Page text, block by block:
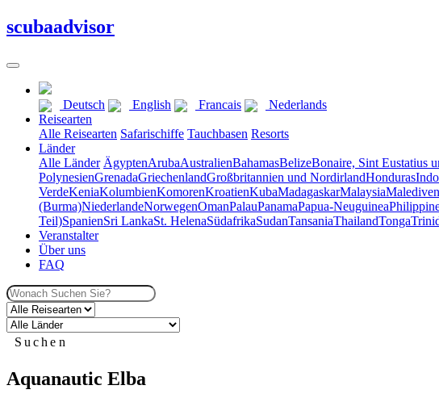
scubaadvisor
Deutsch English Francais
Nederlands
Reisearten
Alle Reisearten Safarischiffe Tauchbasen Resorts
Länder
Alle Länder ÄgyptenArubaAustralienBahamasBelizeBonaire, Sint Eustatius
PolynesienGrenadaGriechenlandGroßbritannien und NordirlandHonduras
VerdeKeniaKolumbienKomorenKroatienKubaMadagaskarMalaysiaMalediven
(Burma)NiederlandeNorwegenOmanPalauPanamaPapua-Neuguinea
Teil)SpanienSri LankaSt. HelenaSüdafrikaSudanTansaniaThailandTonga
Veranstalter
Über uns
FAQ
Suchen
Aquanautic Elba